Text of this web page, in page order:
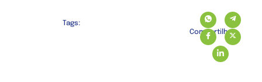
Tags:
Compartilhe: